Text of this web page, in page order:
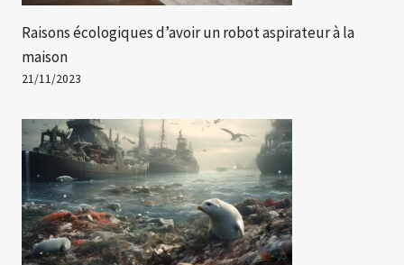
Raisons écologiques d’avoir un robot aspirateur à la
maison
21/11/2023